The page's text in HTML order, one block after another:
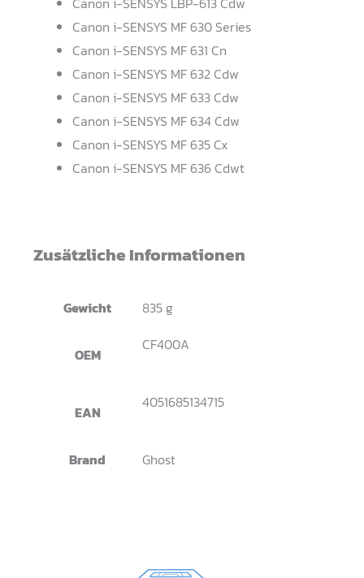
Canon i-SENSYS MF 630 Series
Canon i-SENSYS MF 631 Cn
Canon i-SENSYS MF 632 Cdw
Canon i-SENSYS MF 633 Cdw
Canon i-SENSYS MF 634 Cdw
Canon i-SENSYS MF 635 Cx
Canon i-SENSYS MF 636 Cdwt
Zusätzliche Informationen
Gewicht 835 g
OEM
CF400A
EAN
4051685134715
Brand Ghost